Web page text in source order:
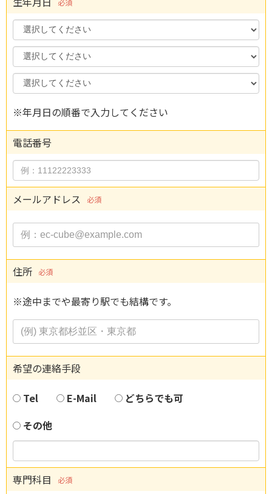
Year
Month
Day
※年月日の順番で入力してください
電話番号
メールアドレス 必須
住所 必須
※途中までや最寄り駅でも結構です。
希望の連絡手段
Tel E-Mail
どちらでも可
その他
専門科目 必須